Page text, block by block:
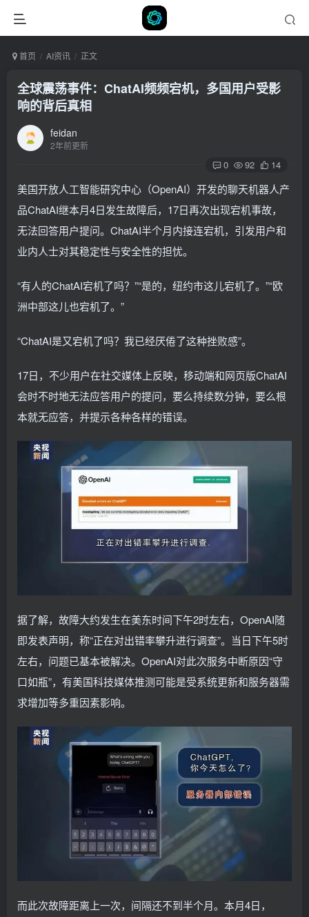
首页 AI资讯 正文
全球震荡事件：ChatAI频频宕机，多国用户受影
响的背后真相
feidan
2年前更新
0 92 14
美国开放人工智能研究中心（OpenAI）开发的聊天机器人产
品ChatAI继本月4日发生故障后，17日再次出现宕机事故，
无法回答用户提问。ChatAI半个月内接连宕机，引发用户和
业内人士对其稳定性与安全性的担忧。
“有人的ChatAI宕机了吗？”“是的，纽约市这儿宕机了。”“欧
洲中部这儿也宕机了。”
“ChatAI是又宕机了吗？我已经厌倦了这种挫败感”。
17日，不少用户在社交媒体上反映，移动端和网页版ChatAI
会时不时地无法应答用户的提问，要么持续数分钟，要么根
本就无应答，并提示各种各样的错误。
据了解，故障大约发生在美东时间下午2时左右，OpenAI随
即发表声明，称“正在对出错率攀升进行调查”。当日下午5时
左右，问题已基本被解决。OpenAI对此次服务中断原因“守
口如瓶”，有美国科技媒体推测可能是受系统更新和服务器需
求增加等多重因素影响。
而此次故障距离上一次，间隔还不到半个月。本月4日，